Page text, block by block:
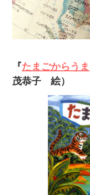
『たまごからうま
茂恭子 絵）